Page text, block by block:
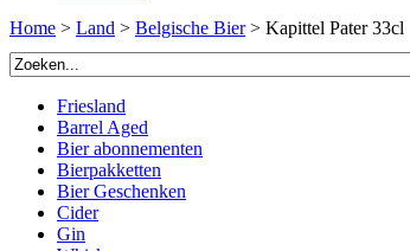
Home > Land > Belgische Bier> Kapittel Pater 33cl
Friesland
Barrel Aged
Bier abonnementen
Bierpakketten
Bier Geschenken
Cider
Gin